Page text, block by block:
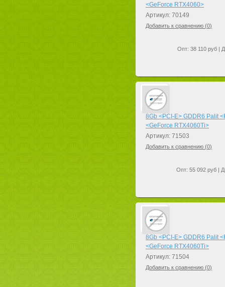
<GeForce RTX4060>
Артикул: 70149
Добавить к сравнению (0)
Опт: 38 110 руб |
8Gb <PCI-E> GDDR6 Palit
<GeForce RTX4060Ti>
Артикул: 71503
Добавить к сравнению (0)
Опт: 55 092 руб |
8Gb <PCI-E> GDDR6 Palit
<GeForce RTX4060Ti>
Артикул: 71504
Добавить к сравнению (0)